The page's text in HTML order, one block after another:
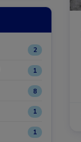
2
1
8
1
1